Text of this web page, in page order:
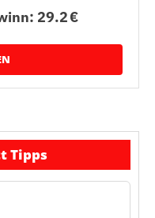
29.2 €
Tipps